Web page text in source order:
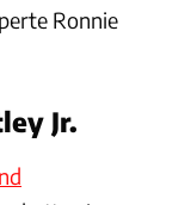
Ronnie
Jr.